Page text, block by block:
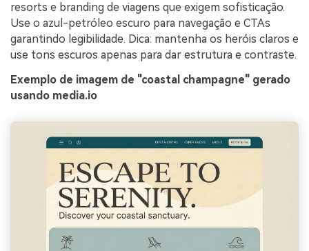
resorts e branding de viagens que exigem sofisticação.
Use o azul-petróleo escuro para navegação e CTAs
garantindo legibilidade. Dica: mantenha os heróis claros e
use tons escuros apenas para dar estrutura e contraste.
Exemplo de imagem de "coastal champagne" gerado
usando media.io